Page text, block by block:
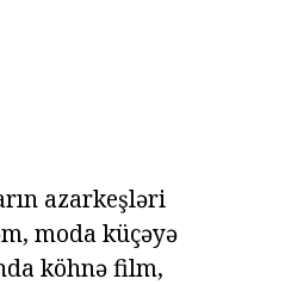
azarkeşləri
moda küçəyə
köhnə film,